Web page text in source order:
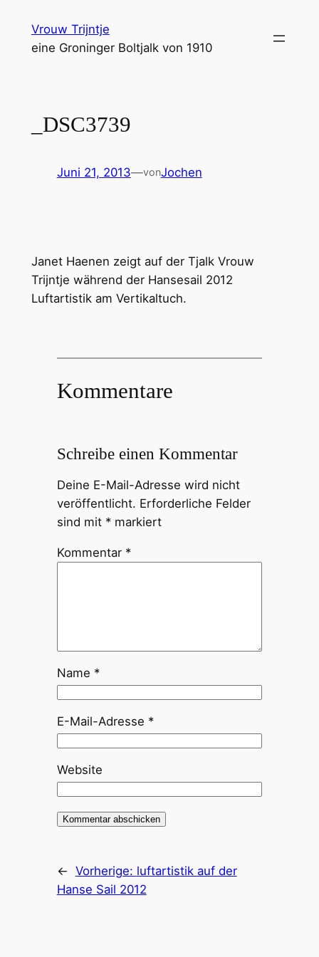
Inhalt
springen
Vrouw Trijntje
eine Groninger Boltjalk von 1910
_DSC3739
Juni 21, 2013—vonJochen
Janet Haenen zeigt auf der Tjalk Vrouw
Trijntje während der Hansesail 2012
Luftartistik am Vertikaltuch.
Kommentare
Schreibe einen Kommentar
Deine E-Mail-Adresse wird nicht
veröffentlicht. Erforderliche Felder
sind mit *markiert
Kommentar *
Name *
E-Mail-Adresse *
Website
← Vorherige: luftartistik auf der
Hanse Sail 2012